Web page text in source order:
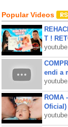
Popular Videos
T !
endi a
ROMA
Oficial)